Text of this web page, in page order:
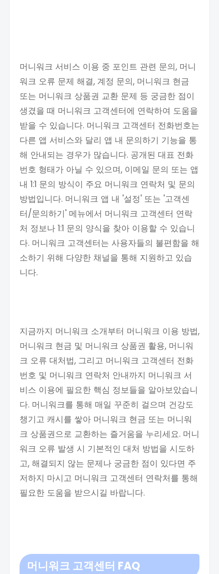
머니워크 서비스 이용 중 포인트 관련 문의, 머니
워크 오류 문제 해결, 계정 문의, 머니워크 현금
또는 머니워크 상품권 교환 문제 등 궁금한 점이
생겼을 때 머니워크 고객센터에 연락하여 도움을
받을 수 있습니다. 머니워크 고객센터 전화번호는
다른 앱 서비스와 달리 앱 내 문의하기 기능을 통
해 안내되는 경우가 많습니다. 공개된 대표 전화
번호 형태가 아닐 수 있으며, 이메일 문의 또는 앱
내 1:1 문의 방식이 주요 머니워크 연락처 및 문의
방법입니다. 머니워크 앱 내 '설정' 또는 '고객센
터/문의하기' 메뉴에서 머니워크 고객센터 연락
처 정보나 1:1 문의 양식을 찾아 이용할 수 있습니
다. 머니워크 고객센터는 사용자들의 불편함을 해
소하기 위해 다양한 채널을 통해 지원하고 있습
니다.
지금까지 머니워크 소개부터 머니워크 이용 방법,
머니워크 현금 및 머니워크 상품권 활용, 머니워
크 오류 대처법, 그리고 머니워크 고객센터 전화
번호 및 머니워크 연락처 안내까지 머니워크 서
비스 이용에 필요한 핵심 정보들을 알아보았습니
다. 머니워크를 통해 매일 꾸준히 걸으며 건강도
챙기고 캐시를 쌓아 머니워크 현금 또는 머니워
크 상품권으로 교환하는 즐거움을 누리세요. 머니
워크 오류 발생 시 기본적인 대처 방법을 시도하
고, 해결되지 않는 문제나 궁금한 점이 있다면 주
저하지 마시고 머니워크 고객센터 연락처를 통해
필요한 도움을 받으시길 바랍니다.
머니워크 고객센터 FAQ